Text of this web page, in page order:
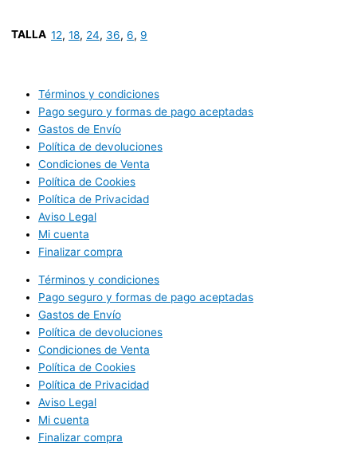
TALLA 12, 18, 24, 36, 6, 9
Términos y condiciones
Pago seguro y formas de pago aceptadas
Gastos de Envío
Política de devoluciones
Condiciones de Venta
Política de Cookies
Política de Privacidad
Aviso Legal
Mi cuenta
Finalizar compra
Términos y condiciones
Pago seguro y formas de pago aceptadas
Gastos de Envío
Política de devoluciones
Condiciones de Venta
Política de Cookies
Política de Privacidad
Aviso Legal
Mi cuenta
Finalizar compra